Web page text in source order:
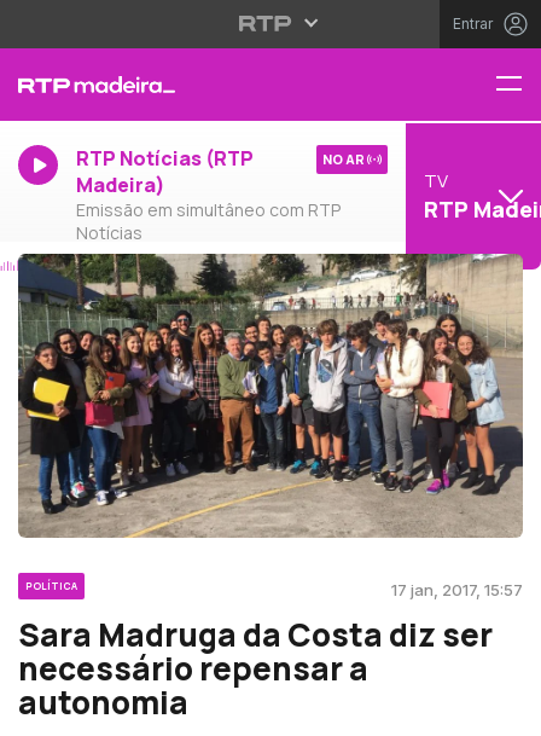
Entrar
RTP Notícias (RTP
Madeira)
Emissão em simultâneo com RTP
Notícias
NO AR
TV
RTP
POLÍTICA 17 jan, 2017, 15:57
Sara Madruga da Costa diz ser
necessário repensar a
autonomia